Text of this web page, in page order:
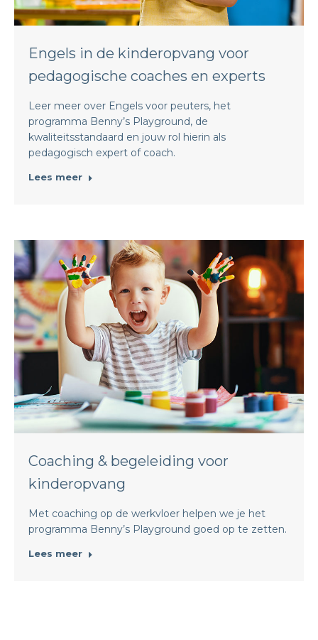
Engels in de kinderopvang voor
pedagogische coaches en experts
Leer meer over Engels voor peuters, het
programma Benny’s Playground, de
kwaliteitsstandaard en jouw rol hierin als
pedagogisch expert of coach.
Lees meer
Coaching & begeleiding voor
kinderopvang
Met coaching op de werkvloer helpen we je het
programma Benny’s Playground goed op te zetten.
Lees meer